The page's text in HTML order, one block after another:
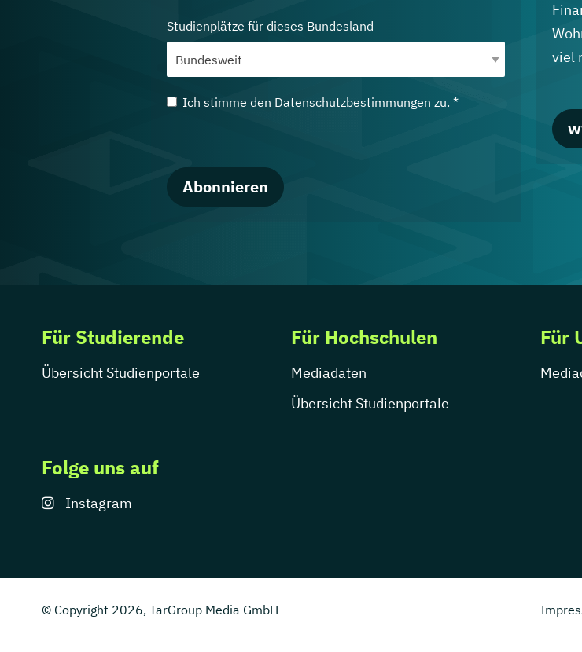
Studienplätze für dieses Bundesland
Ich stimme den Datenschutzbestimmungen zu. *
Abonnieren
viel
Für Studierende
Übersicht Studienportale
Für Hochschulen
Mediadaten
Übersicht Studienportale
Für
Folge uns auf
Instagram
© Copyright 2026, TarGroup Media GmbH